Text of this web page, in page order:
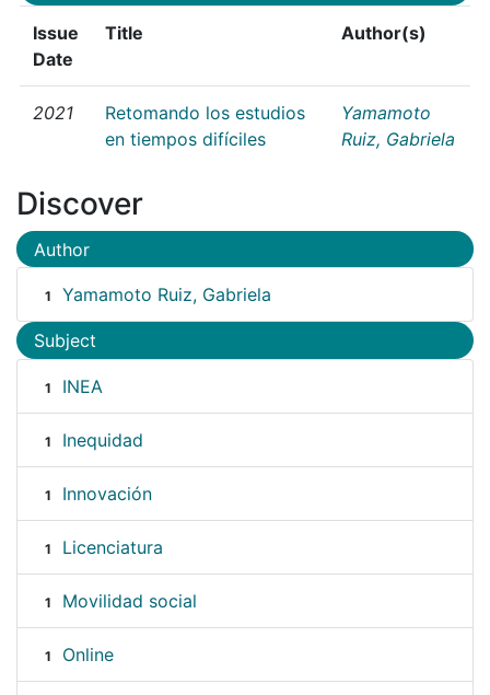
Issue
Date
Title Author(s)
2021
Retomando los estudios
en tiempos difíciles
Yamamoto
Ruiz, Gabriela
Discover
Author
1 Yamamoto Ruiz, Gabriela
Subject
1 INEA
1 Inequidad
1 Innovación
1 Licenciatura
1 Movilidad social
1 Online